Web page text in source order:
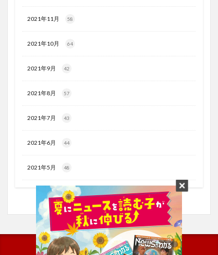
2021年11月 58
2021年10月 64
2021年9月 42
2021年8月 57
2021年7月 43
2021年6月 44
2021年5月 48